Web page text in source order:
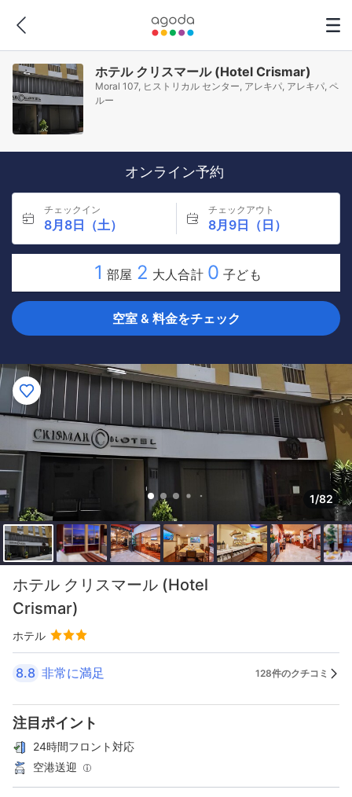
ホテル クリスマール (Hotel Crismar)
Moral 107, ヒストリカル センター, アレキパ, アレキパ, ペ
ルー
オンライン予約
チェックイン
8月8日（土）
チェックアウト
8月9日（日）
1 部屋 2 大人合計 0 子ども
空室 & 料金をチェック
1/82
ホテル クリスマール (Hotel
Crismar)
ホテル
8.8 非常に満足 128件のクチコミ
注目ポイント
24時間フロント対応
空港送迎